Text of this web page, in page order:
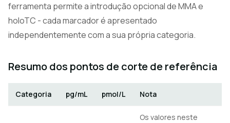
ferramenta permite a introdução opcional de MMA e
holoTC - cada marcador é apresentado
independentemente com a sua própria categoria.
Resumo dos pontos de corte de referência
Categoria pg/mL pmol/L Nota
Os valores neste